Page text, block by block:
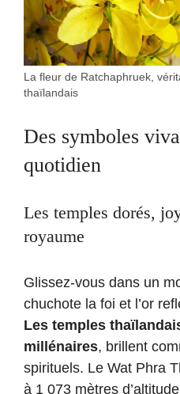
La fleur de Ratchaphruek,
thaïlandais
Des symboles
quotidien
Les temples dorés,
royaume
Glissez-vous dans un
chuchote la foi et l’or
Les temples
millénaires, brillent
spirituels. Le Wat Phra
à 1 073 mètres